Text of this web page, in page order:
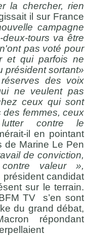
la chercher, rien
il sur France
campagne
tours va être
pas voté pour
et qui parfois ne
président sortant»
des voix
ne veulent pas
ceux qui sont
des femmes, ceux
contre le
il en pointant
de Marine Le Pen
de conviction,
valeur »,
candidat
sur le terrain.
TV s’en sont
du grand débat,
répondant